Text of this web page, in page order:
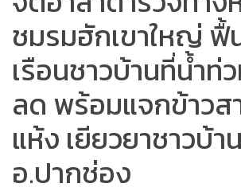
ชมรมฮักเขาใหญ่
เรือนชาวบ้านที่น้ำท่
ลด พร้อมแจกข้าวส
แห้ง เยียวยาชาวบ้าน
อ.ปากช่อง